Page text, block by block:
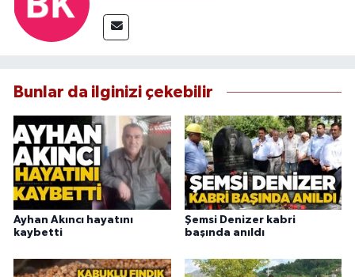
Bunlar da ilginizi çekebilir
Ayhan Akıncı hayatını
kaybetti
Şemsi Denizer kabri
başında anıldı